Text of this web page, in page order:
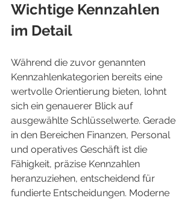
Wichtige Kennzahlen
im Detail
Während die zuvor genannten
Kennzahlenkategorien bereits eine
wertvolle Orientierung bieten, lohnt
sich ein genauerer Blick auf
ausgewählte Schlüsselwerte. Gerade
in den Bereichen Finanzen, Personal
und operatives Geschäft ist die
Fähigkeit, präzise Kennzahlen
heranzuziehen, entscheidend für
fundierte Entscheidungen. Moderne